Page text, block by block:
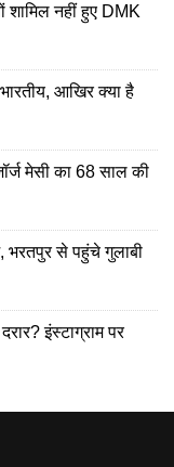
शामिल नहीं हुए DMK
आखिर क्या है
मेसी का 68 साल की
भरतपुर से पहुंचे गुलाबी
इंस्टाग्राम पर